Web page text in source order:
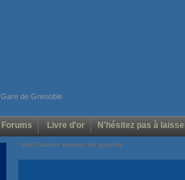
Gare de Grenoble
Forums Livre d'or N'hésitez pas à
Voir/Cacher menus de gauche